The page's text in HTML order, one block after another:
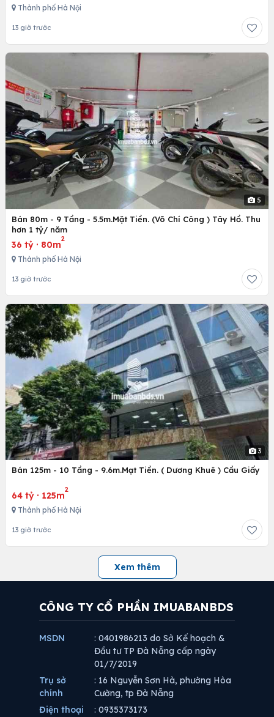
Thành phố Hà Nội
13 giờ trước
5
Bán 80m - 9 Tầng - 5.5m.Mặt Tiền. (Võ Chí Công ) Tây Hồ. Thu
hơn 1 tỷ/ năm
36 tỷ · 80m
2
Thành phố Hà Nội
13 giờ trước
3
Bán 125m - 10 Tầng - 9.6m.Mạt Tiền. ( Dương Khuê ) Cầu Giấy
64 tỷ · 125m
2
Thành phố Hà Nội
13 giờ trước
Xem thêm
CÔNG TY CỔ PHẦN IMUABANBDS
MSDN
: 0401986213 do Sở Kế hoạch &
Đầu tư TP Đà Nẵng cấp ngày
01/7/2019
Trụ sở
chính
: 16 Nguyễn Sơn Hà, phường Hòa
Cường, tp Đà Nẵng
Điện thoại
: 0935373173